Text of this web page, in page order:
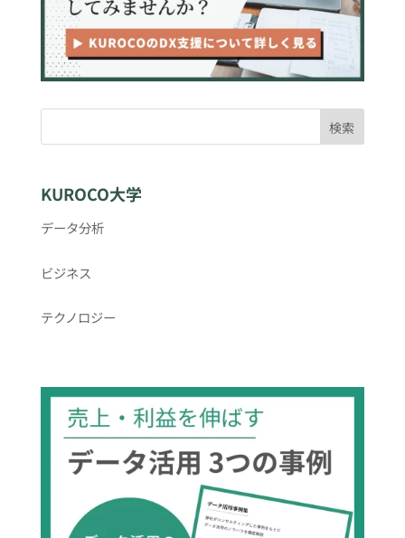
検索
KUROCO大学
データ分析
ビジネス
テクノロジー